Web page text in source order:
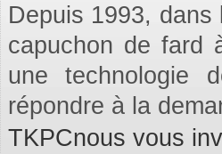
Depuis 1993,
capuchon de fard
une technologie
répondre à la
TKPCnous vous